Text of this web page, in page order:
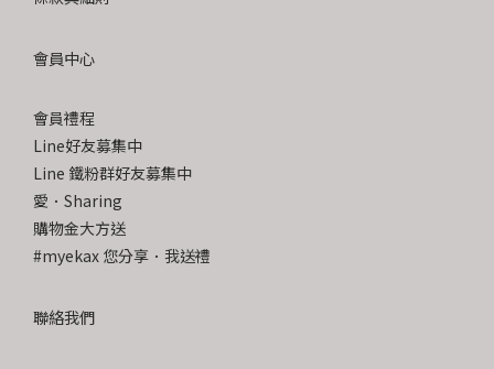
會員中心
會員禮程
Line好友募集中
Line 鐵粉群好友募集中
愛．Sharing
購物金大方送
#myekax 您分享．我送禮
聯絡我們